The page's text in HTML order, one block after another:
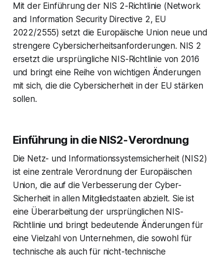
Mit der Einführung der NIS 2-Richtlinie (Network
and Information Security Directive 2, EU
2022/2555) setzt die Europäische Union neue und
strengere Cybersicherheitsanforderungen. NIS 2
ersetzt die ursprüngliche NIS-Richtlinie von 2016
und bringt eine Reihe von wichtigen Änderungen
mit sich, die die Cybersicherheit in der EU stärken
sollen.
Einführung in die NIS2-Verordnung
Die Netz- und Informationssystemsicherheit (NIS2)
ist eine zentrale Verordnung der Europäischen
Union, die auf die Verbesserung der Cyber-
Sicherheit in allen Mitgliedstaaten abzielt. Sie ist
eine Überarbeitung der ursprünglichen NIS-
Richtlinie und bringt bedeutende Änderungen für
eine Vielzahl von Unternehmen, die sowohl für
technische als auch für nicht-technische